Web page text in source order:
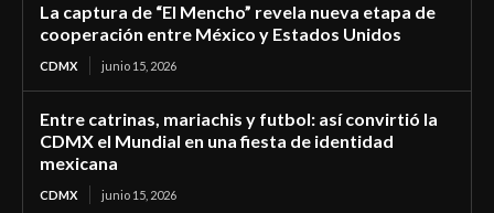
La captura de “El Mencho” revela nueva etapa de
cooperación entre México y Estados Unidos
CDMX junio 15, 2026
Entre catrinas, mariachis y futbol: así convirtió la
CDMX el Mundial en una fiesta de identidad
mexicana
CDMX junio 15, 2026